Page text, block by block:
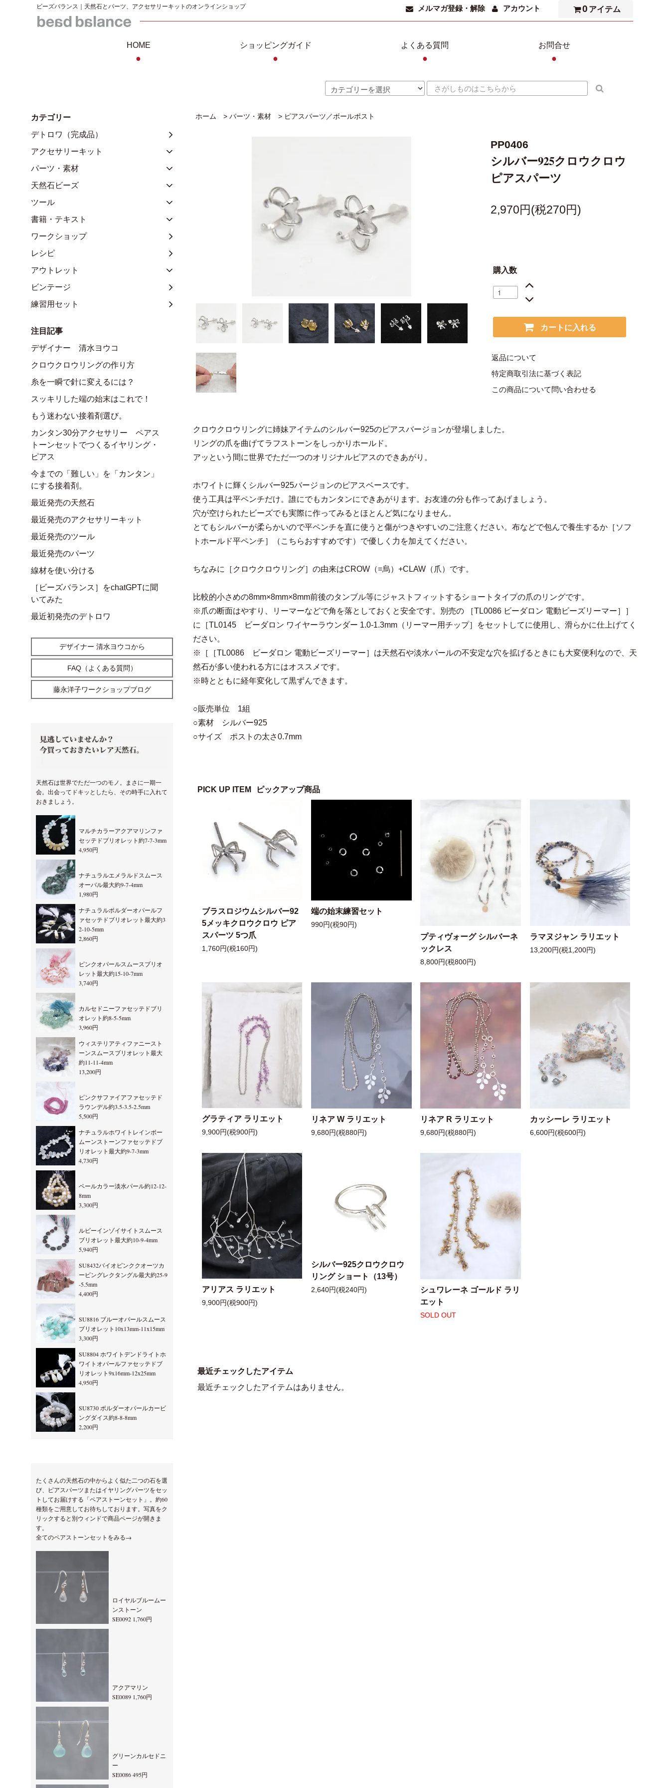
ビーズバランス｜天然石とパーツ、アクセサリーキットのオンラインショップ メルマガ登録・解除 アカウント 0 アイテム
HOME
●
ショッピングガイド
●
よくある質問
●
お問合せ
●
ホーム > パーツ・素材 > ピアスパーツ／ボールポスト
PP0406
シルバー925クロウクロウ
ピアスパーツ
2,970円(税270円)
購入数
カートに入れる
返品について
特定商取引法に基づく表記
この商品について問い合わせる
クロウクロウリングに姉妹アイテムのシルバー925のピアスバージョンが登場しました。
リングの爪を曲げてラフストーンをしっかりホールド。
アッという間に世界でただ一つのオリジナルピアスのできあがり。
ホワイトに輝くシルバー925バージョンのピアスベースです。
使う工具は平ペンチだけ。誰にでもカンタンにできあがります。お友達の分も作ってあげましょう。
穴が空けられたビーズでも実際に作ってみるとほとんど気になりません。
とてもシルバーが柔らかいので平ペンチを直に使うと傷がつきやすいのご注意ください。布などで包んで養生するか ［ソフ
トホールド平ペンチ］（こちらおすすめです） で優しく力を加えてください。
ちなみに［クロウクロウリング］の由来はCROW（=烏）+CLAW（爪）です。
比較的小さめの8mm×8mm×8mm前後のタンブル等にジャストフィットするショートタイプの爪のリングです。
※爪の断面はやすり、リーマーなどで角を落としておくと安全です。別売の ［TL0086 ビーダロン 電動ビーズリーマー］］
に ［TL0145 ビーダロン ワイヤーラウンダー 1.0-1.3mm（リーマー用チップ］
をセットしてに使用し、滑らかに仕上げてく
ださい。
※
［［TL0086 ビーダロン 電動ビーズリーマー］ は天然石や淡水パールの不安定な穴を拡げるときにも大変便利なので、天
然石が多い使われる方にはオススメです。
※時とともに経年変化して黒ずんできます。
○販売単位 1組
○素材 シルバー925
○サイズ ポストの太さ0.7mm
PICK UP ITEM ピックアップ商品
ブラスロジウムシルバー92
5メッキクロウクロウ ピア
スパーツ 5つ爪
1,760円(税160円)
端の始末練習セット
990円(税90円)
プティヴォーグ シルバーネ
ックレス
8,800円(税800円)
ラマヌジャン ラリエット
13,200円(税1,200円)
グラティア ラリエット
9,900円(税900円)
リネア W ラリエット
9,680円(税880円)
リネア R ラリエット
9,680円(税880円)
カッシーレ ラリエット
6,600円(税600円)
アリアス ラリエット
9,900円(税900円)
シルバー925クロウクロウ
リング ショート（13号）
2,640円(税240円)
シュワレーネ ゴールド ラリ
エット
SOLD OUT
最近チェックしたアイテム
最近チェックしたアイテムはありません。
カテゴリー
デトロワ（完成品）
アクセサリーキット
パーツ・素材
天然石ビーズ
ツール
書籍・テキスト
ワークショップ
レシピ
アウトレット
ビンテージ
練習用セット
注目記事
デザイナー 清水ヨウコ
クロウクロウリングの作り方
糸を一瞬で針に変えるには？
スッキリした端の始末はこれで！
もう迷わない接着剤選び。
カンタン30分アクセサリー ペアス
トーンセットでつくるイヤリング・
ピアス
今までの「難しい」を「カンタン」
にする接着剤。
最近発売の天然石
最近発売のアクセサリーキット
最近発売のツール
最近発売のパーツ
線材を使い分ける
［ビーズバランス］をchatGPTに聞
いてみた
最近初発売のデトロワ
デザイナー 清水ヨウコから
FAQ（よくある質問）
藤永洋子ワークショップブログ
天然石は世界でただ一つのモノ。まさに一期一
会。出会ってドキッとしたら、その時手に入れて
おきましょう。
マルチカラーアクアマリンファ
セッテドブリオレット約7-7-3mm
4,950円
ナチュラルエメラルドスムース
オーバル最大約9-7-4mm
1,980円
ナチュラルボルダーオパールフ
ァセッテドブリオレット最大約3
2-10-5mm
2,860円
ピンクオパールスムースブリオ
レット最大約15-10-7mm
3,740円
カルセドニーファセッテドブリ
オレット約8-5-5mm
3,960円
ウィステリアティファニースト
ーンスムースブリオレット最大
約11-11-4mm
13,200円
ピンクサファイアファセッテド
ラウンデル約3.5-3.5-2.5mm
5,500円
ナチュラルホワイトレインボー
ムーンストーンファセッテドブ
リオレット最大約9-7-3mm
4,730円
ペールカラー淡水パール約12-12-
8mm
3,300円
ルビーインゾイサイトスムース
ブリオレット最大約10-9-4mm
5,940円
SU8432バイオピンククオーツカ
ービングレクタングル最大約25-9
-5.5mm
4,400円
SU8816 ブルーオパールスムース
ブリオレット10x13mm-11x15mm
3,300円
SU8804 ホワイトデンドライトホ
ワイトオパールファセッテドブ
リオレット9x16mm-12x25mm
4,950円
SU8730 ボルダーオパールカービ
ングダイス約8-8-8mm
2,200円
たくさんの天然石の中からよく似た二つの石を選
び、ピアスパーツまたはイヤリングパーツをセッ
トしてお届けする「ペアストーンセット」。約60
種類をご用意してお待ちしております。写真をク
リックすると別ウィンドで商品ページが開きま
す。
全てのペアストーンセットをみる→
ロイヤルブルームー
ンストーン
SE0092 1,760円
アクアマリン
SE0089 1,760円
グリーンカルセドニ
ー
SE0086 495円